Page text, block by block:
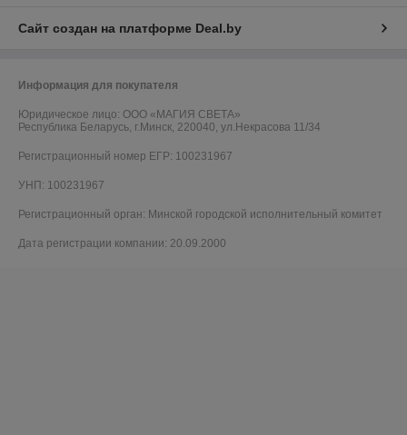
Сайт создан на платформе Deal.by
Информация для покупателя
Юридическое лицо: ООО «МАГИЯ СВЕТА»
Республика Беларусь, г.Минск, 220040, ул.Некрасова 11/34
Регистрационный номер ЕГР: 100231967
УНП: 100231967
Регистрационный орган: Минской городской исполнительный комитет
Дата регистрации компании: 20.09.2000